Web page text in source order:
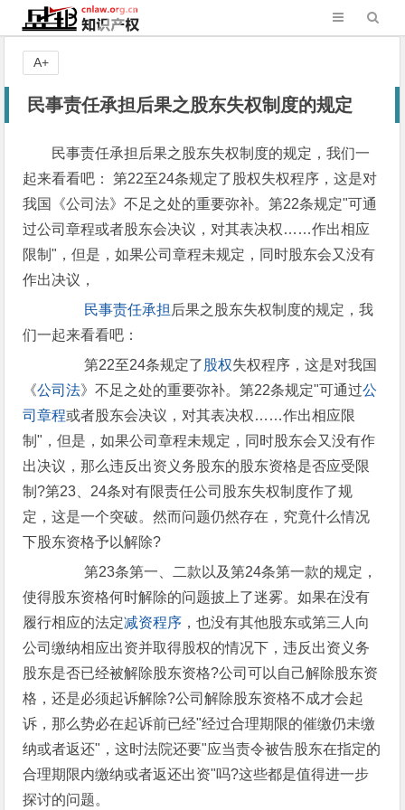
民事责任承担后果之股东失权制度的规定
民事责任承担后果之股东失权制度的规定，我们一
起来看看吧： 第22至24条规定了股权失权程序，这是对
我国《公司法》不足之处的重要弥补。第22条规定"可通
过公司章程或者股东会决议，对其表决权……作出相应
限制"，但是，如果公司章程未规定，同时股东会又没有
作出决议，
民事责任承担 后果之股东失权制度的规定，我
们一起来看看吧：
第22至24条规定了 股权失权程序，这是对我国
《公司法》不足之处的重要弥补。第22条规定"可通过公
司章程或者股东会决议，对其表决权……作出相应限
制"，但是，如果公司章程未规定，同时股东会又没有作
出决议，那么违反出资义务股东的股东资格是否应受限
制?第23、24条对有限责任公司股东失权制度作了规
定，这是一个突破。然而问题仍然存在，究竟什么情况
下股东资格予以解除?
第23条第一、二款以及第24条第一款的规定，
使得股东资格何时解除的问题披上了迷雾。如果在没有
履行相应的法定减资程序 ，也没有其他股东或第三人向
公司缴纳相应出资并取得股权的情况下，违反出资义务
股东是否已经被解除股东资格?公司可以自己解除股东资
格，还是必须起诉解除?公司解除股东资格不成才会起
诉，那么势必在起诉前已经"经过合理期限的催缴仍未缴
纳或者返还"，这时法院还要"应当责令被告股东在指定的
合理期限内缴纳或者返还出资"吗?这些都是值得进一步
探讨的问题。
A+